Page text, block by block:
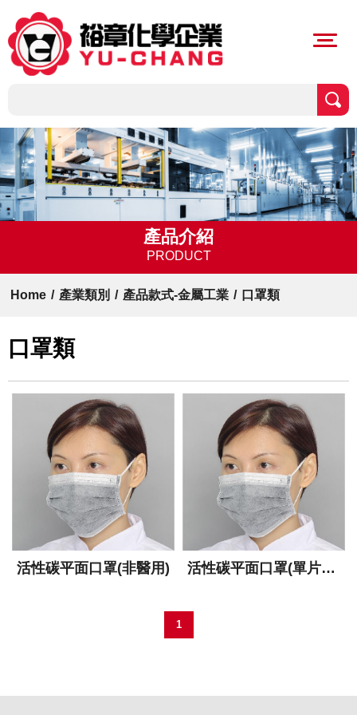
產品介紹
PRODUCT
Home / 產業類別 / 產品款式-金屬工業 / 口罩類
口罩類
活性碳平面口罩(非醫用)
活性碳平面口罩(單片包)
1